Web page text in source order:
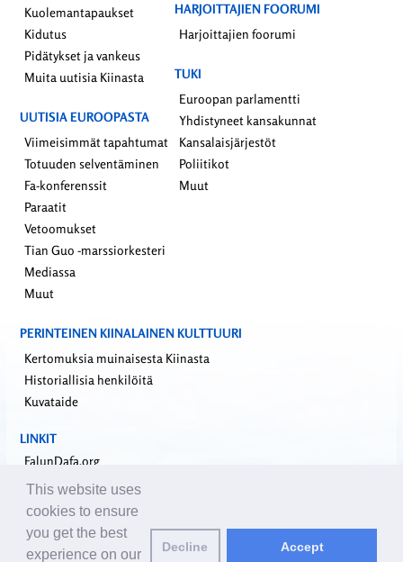
Kuolemantapaukset
Kidutus
Pidätykset ja vankeus
Muita uutisia Kiinasta
UUTISIA EUROOPASTA
Viimeisimmät tapahtumat
Totuuden selventäminen
Fa-konferenssit
Paraatit
Vetoomukset
Tian Guo -marssiorkesteri
Mediassa
Muut
HARJOITTAJIEN FOORUMI
Harjoittajien foorumi
TUKI
Euroopan parlamentti
Yhdistyneet kansakunnat
Kansalaisjärjestöt
Poliitikot
Muut
PERINTEINEN KIINALAINEN KULTTUURI
Kertomuksia muinaisesta Kiinasta
Historiallisia henkilöitä
Kuvataide
LINKIT
FalunDafa.org
Falun Dafa -informaatiokeskus
Minghui.org
Riippumaton tutkimusraportti sisäelinryöstöistä
Yhdeksän kommentaaria kommunistisesta puolueesta
This website uses
cookies to ensure
you get the best
experience on our
Decline Accept